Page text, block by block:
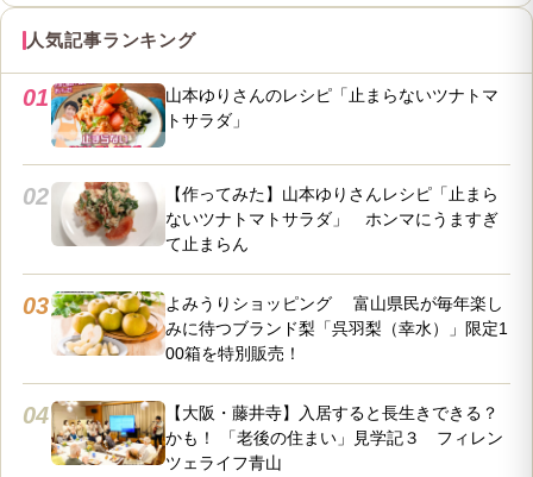
人気記事ランキング
01
山本ゆりさんのレシピ「止まらないツナトマ
トサラダ」
02
【作ってみた】山本ゆりさんレシピ「止まら
ないツナトマトサラダ」 ホンマにうますぎ
て止まらん
03
よみうりショッピング 富山県民が毎年楽し
みに待つブランド梨「呉羽梨（幸水）」限定1
00箱を特別販売！
04
【大阪・藤井寺】入居すると長生きできる？
かも！ 「老後の住まい」見学記３ フィレン
ツェライフ青山